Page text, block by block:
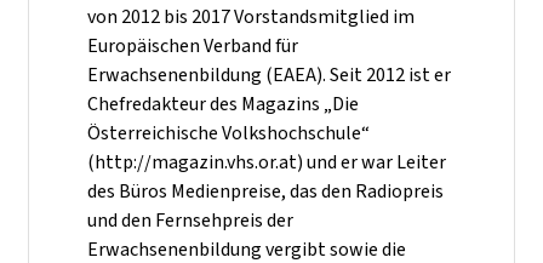
von 2012 bis 2017 Vorstandsmitglied im
Europäischen Verband für
Erwachsenenbildung (EAEA). Seit 2012 ist er
Chefredakteur des Magazins „Die
Österreichische Volkshochschule“
(http://magazin.vhs.or.at) und er war Leiter
des Büros Medienpreise, das den Radiopreis
und den Fernsehpreis der
Erwachsenenbildung vergibt sowie die